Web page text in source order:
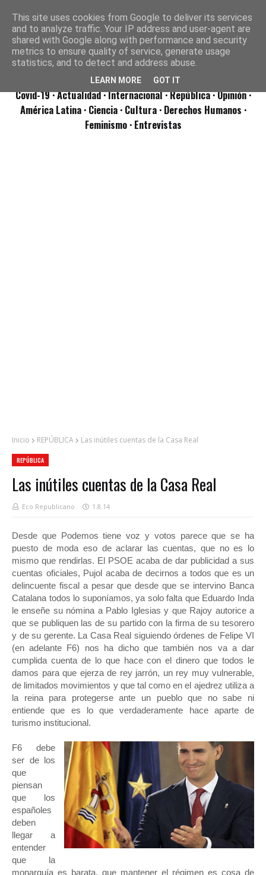
Covid-19· Actualidad· Internacional· República· Opinión·
América Latina · Ciencia · Cultura · Derechos Humanos ·
Feminismo · Entrevistas
Inicio REPÚBLICA Las inútiles cuentas de la Casa Real
REPÚBLICA
Las inútiles cuentas de la Casa Real
Eco Republicano 1.8.14
Desde que Podemos tiene voz y votos parece que se ha
puesto de moda eso de aclarar las cuentas, que no es lo
mismo que rendirlas. El PSOE acaba de dar publicidad a sus
cuentas oficiales, Pujol acaba de decirnos a todos que es un
delincuente fiscal a pesar que desde que se intervino Banca
Catalana todos lo suponíamos, ya solo falta que Eduardo Inda
le enseñe su nómina a Pablo Iglesias y que Rajoy autorice a
que se publiquen las de su partido con la firma de su tesorero
y de su gerente. La Casa Real siguiendo órdenes de Felipe VI
(en adelante F6) nos ha dicho que también nos va a dar
cumplida cuenta de lo que hace con el dinero que todos le
damos para que ejerza de rey jarrón, un rey muy vulnerable,
de limitados movimientos y que tal como en el ajedrez utiliza a
la reina para protegerse ante un pueblo que no sabe ni
entiende que es lo que verdaderamente hace aparte de
turismo institucional.
F6 debe
ser de los
que
piensan
que los
españoles
deben
llegar a
entender
que la
monarquía es barata, que mantener el régimen es cosa de
This site uses cookies from Google to deliver its services
and to analyze traffic. Your IP address and user-agent are
shared with Google along with performance and security
metrics to ensure quality of service, generate usage
statistics, and to detect and address abuse.
LEARN MORE GOT IT